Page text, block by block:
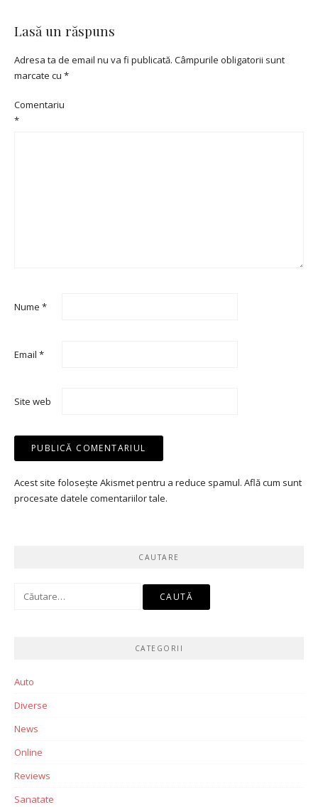
Lasă un răspuns
Adresa ta de email nu va fi publicată. Câmpurile obligatorii sunt
marcate cu *
Comentariu
*
Nume *
Email *
Site web
Acest site folosește Akismet pentru a reduce spamul. Află cum sunt
procesate datele comentariilor tale.
CAUTARE
Caută
CATEGORII
Auto
Diverse
News
Online
Reviews
Sanatate